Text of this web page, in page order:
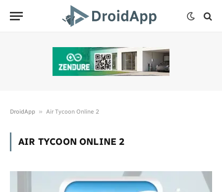
DroidApp » Air Tycoon Online 2
AIR TYCOON ONLINE 2